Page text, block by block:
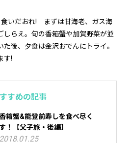
いだおれ! まずは甘海老、ガス海
しらえ。旬の香箱蟹や加賀野菜が並
後、夕食は金沢おでんにトライ。
す!
すめの記事
箱蟹&能登前寿しを食べ尽く
す！【父子旅・後編】
2018.01.25